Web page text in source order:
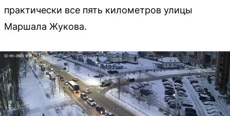
практически все пять километров улицы
Маршала Жукова.